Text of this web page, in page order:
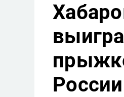
России